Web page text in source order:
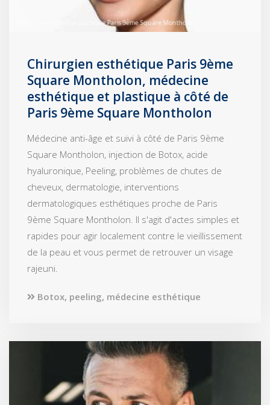
Chirurgien esthétique Paris 9ème
Square Montholon, médecine
esthétique et plastique à côté de
Paris 9ème Square Montholon
Médecine anti-âge et suivi à côté de Paris 9ème
Square Montholon, injection de Botox, acide
hyaluronique, Peeling, problèmes de chutes de
cheveux, dermatologie, interventions
dermatologiques esthétiques proche de Paris
9ème Square Montholon. Il s'agit d'actes simples et
rapides pour agir localement contre le vieillissement
de la peau et vous permet de retrouver un visage
rajeuni.
Botox, peeling, médecine esthétique